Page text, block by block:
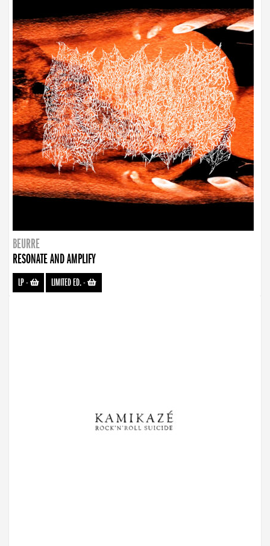
BEURRE
RESONATE AND AMPLIFY
LP- LIMITED ED.-